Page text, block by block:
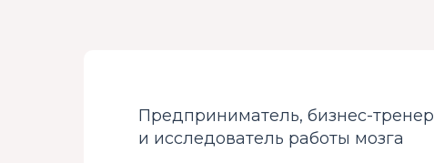
Предприниматель, бизнес-тренер
и исследователь работы мозга